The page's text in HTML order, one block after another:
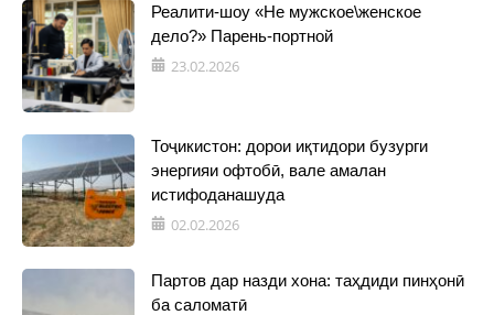
Реалити-шоу «Не мужское\женское
дело?» Парень-портной
23.02.2026
Тоҷикистон: дорои иқтидори бузурги
энергияи офтобӣ, вале амалан
истифоданашуда
02.02.2026
Партов дар назди хона: таҳдиди пинҳонӣ
ба саломатӣ